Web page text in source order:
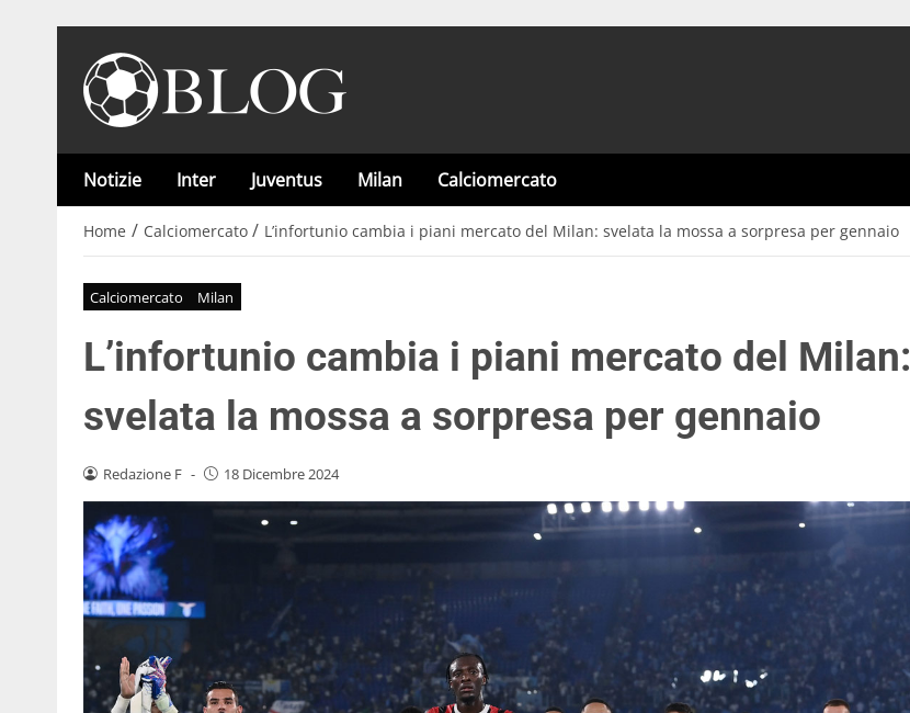
Notizie Inter Juventus Milan Calciomercato
Home / Calciomercato / L’infortunio cambia i piani mercato del Milan: svelata la mossa a sorpresa per gennaio
Calciomercato Milan
L’infortunio cambia i piani mercato del Milan:
svelata la mossa a sorpresa per gennaio
Redazione F - 18 Dicembre 2024